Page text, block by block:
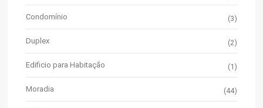
Condomínio (3)
Duplex (2)
Edificio para Habitação (1)
Moradia (44)